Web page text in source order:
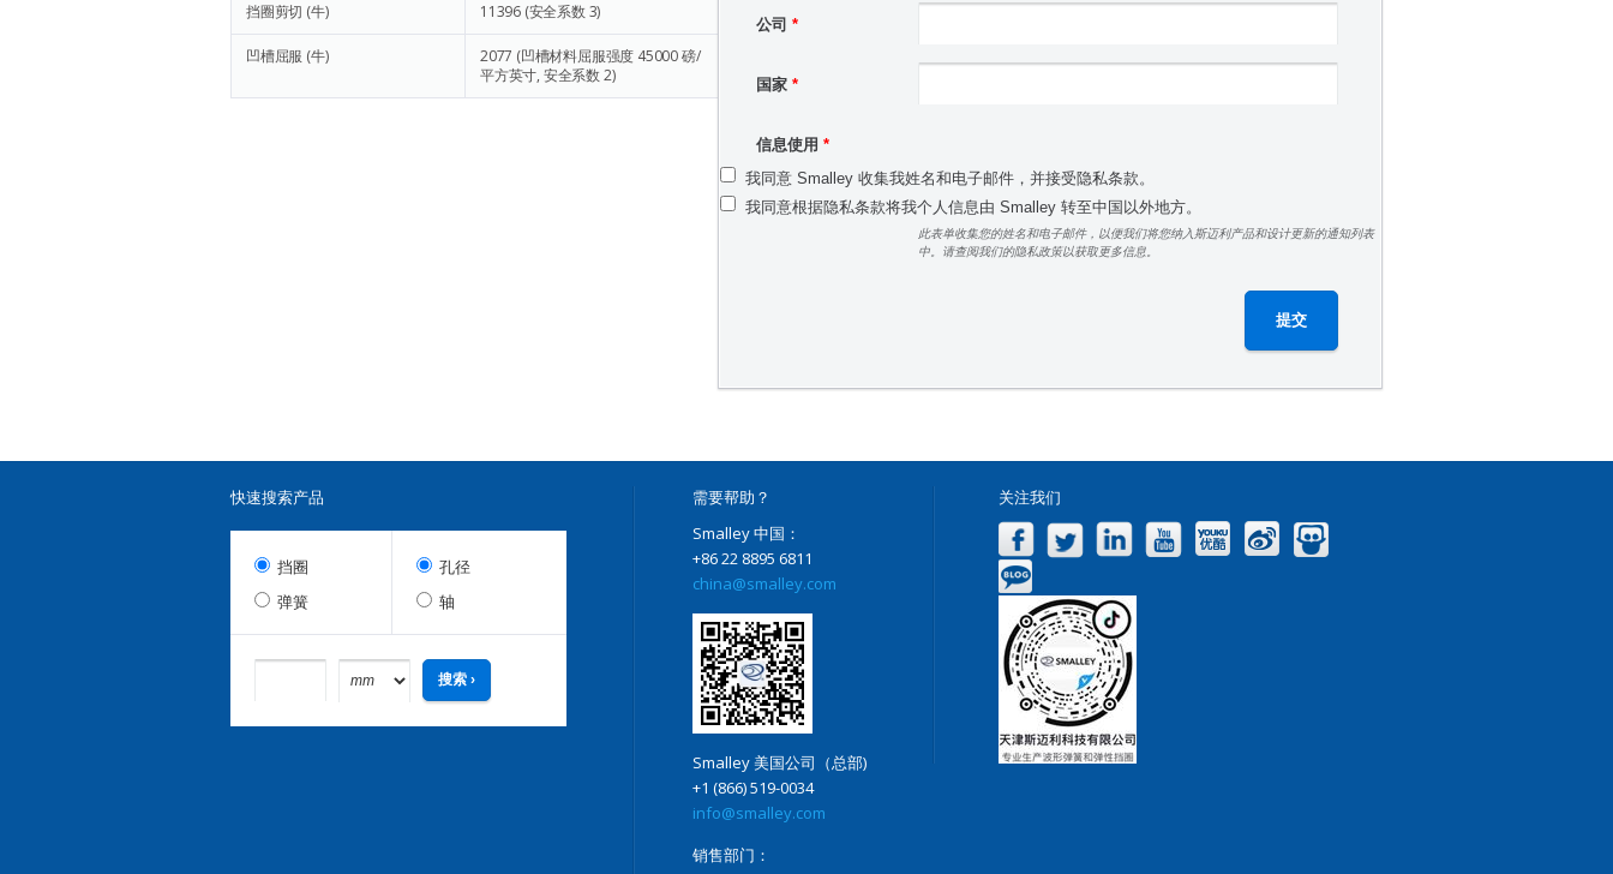
挡圈剪切 (牛) 11396 (安全系数 3)
凹槽屈服 (牛) 2077 (凹槽材料屈服强度 45000 磅/
平方英寸, 安全系数 2)
公司 *
国家 *
信息使用 *
我同意 Smalley 收集我姓名和电子邮件，并接受隐私条款。
我同意根据隐私条款将我个人信息由 Smalley 转至中国以外地方。
此表单收集您的姓名和电子邮件，以便我们将您纳入斯迈利产品和设计更新的通知列表
中。请查阅我们的隐私政策以获取更多信息。
快速搜索产品
挡圈
弹簧
孔径
轴
需要帮助？
Smalley 中国：
+86 22 8895 6811
china@smalley.com
Smalley 美国公司（总部)
+1 (866) 519-0034
info@smalley.com
销售部门：
关注我们
FacebookTwitter LinkedIn